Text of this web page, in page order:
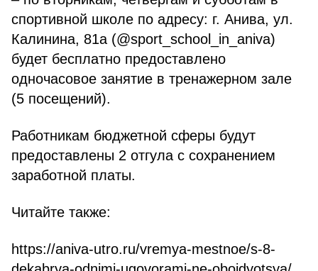
спортивной школе по адресу: г. Анива, ул.
Калинина, 81а (@sport_school_in_aniva)
будет бесплатно предоставлено
одночасовое занятие в тренажерном зале
(5 посещений).
Работникам бюджетной сферы будут
предоставлены 2 отгула с сохранением
заработной платы.
https://aniva-utro.ru/vremya-mestnoe/s-8-